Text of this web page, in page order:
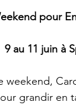
pour
9 au 11 juin à
weekend,
grandir en